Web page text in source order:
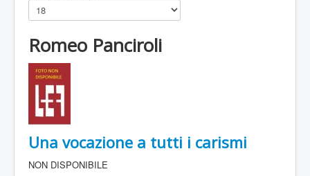
Romeo Panciroli
Una vocazione a tutti i carismi
NON DISPONIBILE